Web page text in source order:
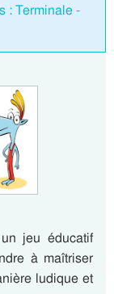
: Terminale -
jeu éducatif
à maîtriser
ludique et